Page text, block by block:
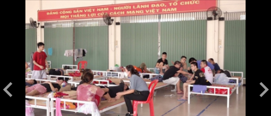
Thế giới
Quan sát
Cuộc sống đó đây
Hồ sơ
Multimedia
Video
Ảnh
E-Magazine
Infographic